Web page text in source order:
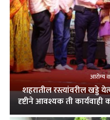
आरोग्य
शहरातील रस्त्यांवरील खड्डे
दृष्टीने आवश्यक ती